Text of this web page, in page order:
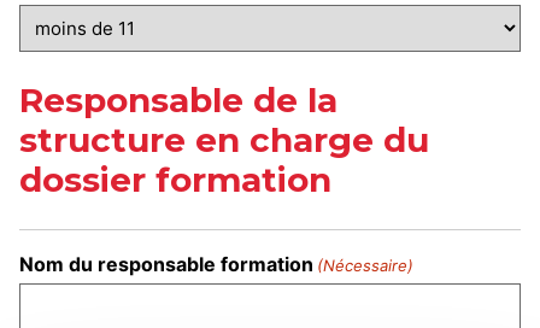
Responsable de la
structure en charge du
dossier formation
Nom du responsable formation (Nécessaire)